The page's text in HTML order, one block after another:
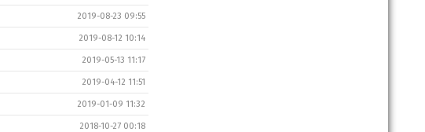
2019-08-23 09:55
2019-08-12 10:14
2019-05-13 11:17
2019-04-12 11:51
2019-01-09 11:32
2018-10-27 00:18